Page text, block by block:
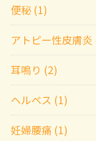
便秘 (1)
アトピー性皮膚炎
耳鳴り (2)
ヘルペス (1)
妊婦腰痛 (1)